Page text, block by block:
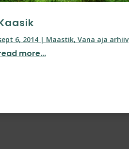
6, 2014| Maastik, Vana aja arhiiv
more...